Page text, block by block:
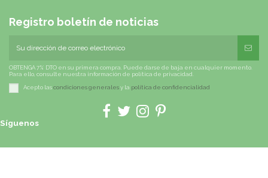
Registro boletín de noticias
OBTENGA 7% DTO en su primera compra. Puede darse de baja en cualquier momento.
Para ello, consulte nuestra información de política de privacidad.
Acepto lascondiciones generalesy la política de confidencialidad
Síguenos